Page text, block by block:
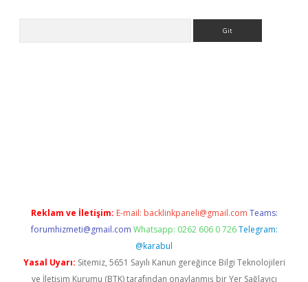
Reklam ve İletişim: E-mail: backlinkpaneli@gmail.com Teams:
forumhizmeti@gmail.com Whatsapp: 0262 606 0 726 Telegram:
@karabul
Yasal Uyarı: Sitemiz, 5651 Sayılı Kanun gereğince Bilgi Teknolojileri
ve İletişim Kurumu (BTK) tarafından onaylanmış bir Yer Sağlayıcı